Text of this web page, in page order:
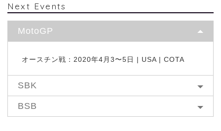
Next Events
MotoGP
オースチン戦：2020年4月3〜5日 | USA | COTA
SBK
BSB